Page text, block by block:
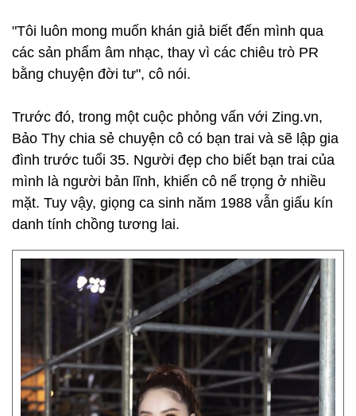
"Tôi luôn mong muốn khán giả biết đến mình qua
các sản phẩm âm nhạc, thay vì các chiêu trò PR
bằng chuyện đời tư", cô nói.
Trước đó, trong một cuộc phỏng vấn với Zing.vn,
Bảo Thy chia sẻ chuyện cô có bạn trai và sẽ lập gia
đình trước tuổi 35. Người đẹp cho biết bạn trai của
mình là người bản lĩnh, khiến cô nể trọng ở nhiều
mặt. Tuy vậy, giọng ca sinh năm 1988 vẫn giấu kín
danh tính chồng tương lai.